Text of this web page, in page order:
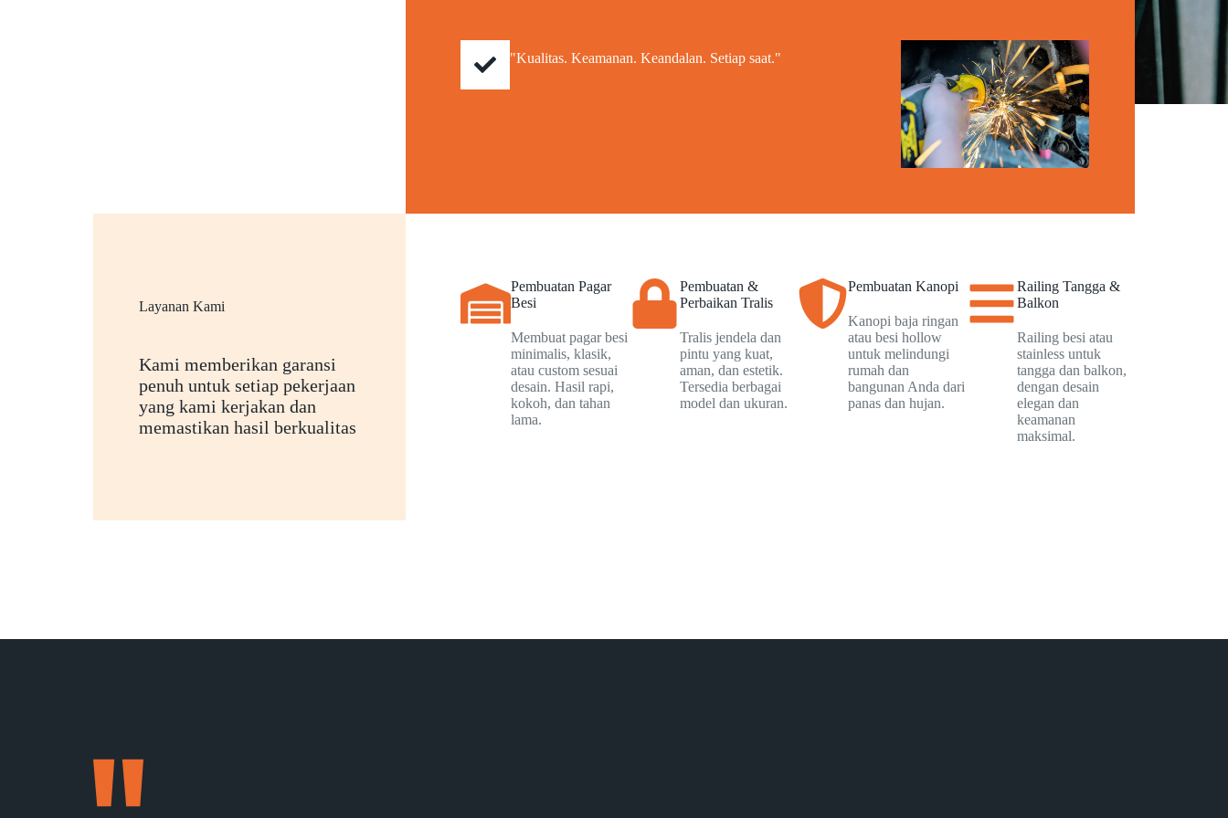
"Kualitas. Keamanan. Keandalan. Setiap saat."
Layanan Kami
Kami memberikan garansi
penuh untuk setiap pekerjaan
yang kami kerjakan dan
memastikan hasil berkualitas
Pembuatan Pagar
Besi
Membuat pagar besi
minimalis, klasik,
atau custom sesuai
desain. Hasil rapi,
kokoh, dan tahan
lama.
Pembuatan &
Perbaikan Tralis
Tralis jendela dan
pintu yang kuat,
aman, dan estetik.
Tersedia berbagai
model dan ukuran.
Pembuatan Kanopi
Kanopi baja ringan
atau besi hollow
untuk melindungi
rumah dan
bangunan Anda dari
panas dan hujan.
Railing Tangga &
Balkon
Railing besi atau
stainless untuk
tangga dan balkon,
dengan desain
elegan dan
keamanan
maksimal.